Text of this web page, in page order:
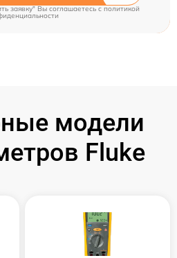
заявку" Вы соглашаетесь cполитикой
модели
Fluke